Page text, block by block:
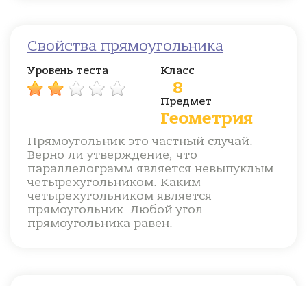
Свойства прямоугольника
Уровень теста Класс
8
Предмет
Геометрия
Прямоугольник это частный случай:
Верно ли утверждение, что
параллелограмм является невыпуклым
четырехугольником. Каким
четырехугольником является
прямоугольник. Любой угол
прямоугольника равен: